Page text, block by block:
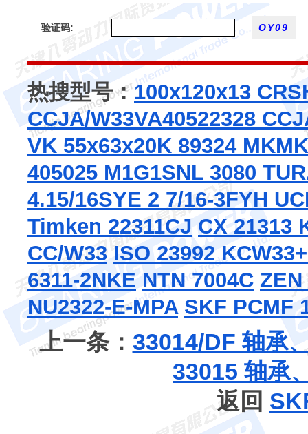
验证码:
热搜型号：100x120x13
CCJA/W33VA40522328
VK 55x63x20K 89324 M
405025 M1G1SNL 3080
4.15/16SYE 2 7/16-3FYH
Timken 22311CJ CX 21313
CC/W33 ISO 23992
6311-2NKE NTN 7004C
NU2322-E-MPA SKF PCMF
上一条： 33014/DF 轴承
33015 轴承
返回